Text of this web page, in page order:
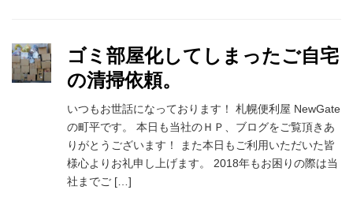
ゴミ部屋化してしまったご自宅
の清掃依頼。
いつもお世話になっております！ 札幌便利屋 NewGate
の町平です。 本日も当社のＨＰ、ブログをご覧頂きあ
りがとうございます！ また本日もご利用いただいた皆
様心よりお礼申し上げます。 2018年もお困りの際は当
社までご […]